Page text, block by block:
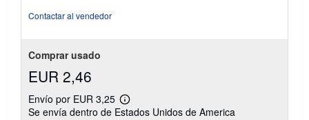
Contactar al vendedor
Comprar usado
EUR 2,46
Envío por EUR 3,25
Más
información
Se envía dentro de Estados Unidos de America